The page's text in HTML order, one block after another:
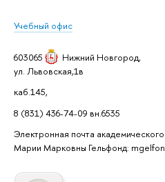
Учебный офис
603065 Нижний Новгород,
ул. Львовская,1в
каб.145,
8 (831) 436-74-09 вн.6535
Электронная почта
Марии Марковны Гельфонд: